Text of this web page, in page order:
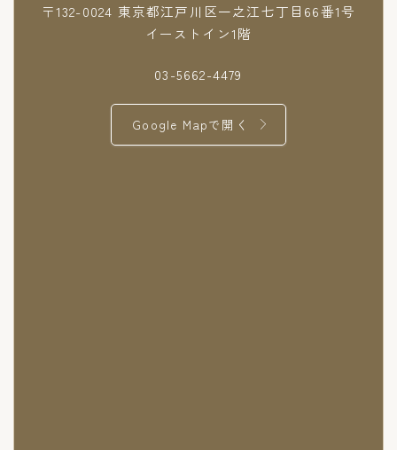
〒132-0024 東京都江戸川区一之江七丁目66番1号
イーストイン1階
03-5662-4479
Google Mapで開く